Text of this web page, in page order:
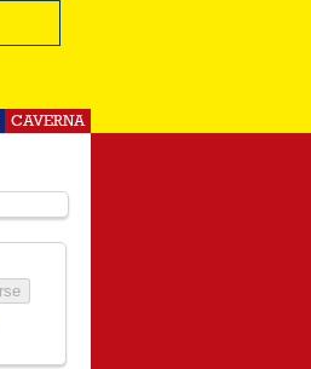
CAVERNA